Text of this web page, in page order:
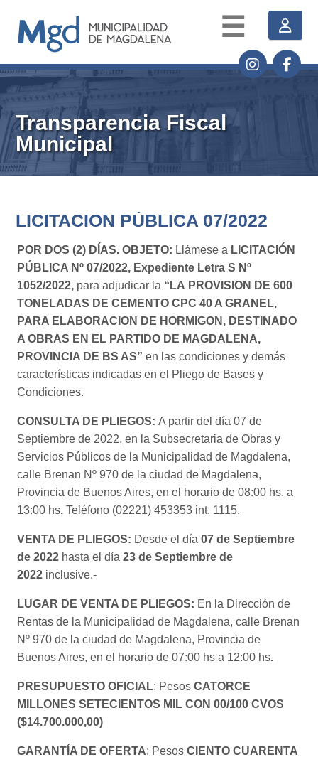
☰
Transparencia Fiscal
Municipal
LICITACION PÚBLICA 07/2022
POR DOS (2) DÍAS. OBJETO: Llámese a LICITACIÓN
PÚBLICA Nº 07/2022, Expediente Letra S Nº
1052/2022, para adjudicar la “ LA PROVISION DE 600
TONELADAS DE CEMENTO CPC 40 A GRANEL,
PARA ELABORACION DE HORMIGON, DESTINADO
A OBRAS EN EL PARTIDO DE MAGDALENA,
PROVINCIA DE BS AS” en las condiciones y demás
características indicadas en el Pliego de Bases y
Condiciones.
CONSULTA DE PLIEGOS: A partir del día 07 de
Septiembre de 2022, en la Subsecretaria de Obras y
Servicios Públicos de la Municipalidad de Magdalena,
calle Brenan Nº 970 de la ciudad de Magdalena,
Provincia de Buenos Aires, en el horario de 08:00 hs. a
13:00 hs.Teléfono (02221) 453353 int. 1115.
VENTA DE PLIEGOS: Desde el día07 de Septiembre
de 2022 hasta el día 23 de Septiembre de
2022 inclusive.-
LUGAR DE VENTA DE PLIEGOS: En la Dirección de
Rentas de la Municipalidad de Magdalena, calle Brenan
Nº 970 de la ciudad de Magdalena, Provincia de
Buenos Aires, en el horario de 07:00 hs a 12:00 hs.
PRESUPUESTO OFICIAL: Pesos CATORCE
MILLONES SETECIENTOS MIL CON 00/100 CVOS
($14.700.000,00)
GARANTÍA DE OFERTA: PesosCIENTO CUARENTA